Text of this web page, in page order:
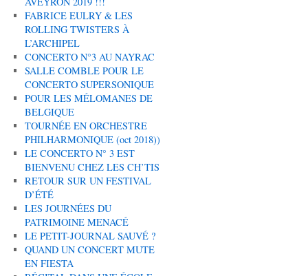
FABRICE EULRY & LES
ROLLING TWISTERS À
L’ARCHIPEL
CONCERTO N°3 AU NAYRAC
SALLE COMBLE POUR LE
CONCERTO SUPERSONIQUE
POUR LES MÉLOMANES DE
BELGIQUE
TOURNÉE EN ORCHESTRE
PHILHARMONIQUE (oct 2018))
LE CONCERTO N° 3 EST
BIENVENU CHEZ LES CH’TIS
RETOUR SUR UN FESTIVAL
D’ÉTÉ
LES JOURNÉES DU
PATRIMOINE MENACÉ
LE PETIT-JOURNAL SAUVÉ ?
QUAND UN CONCERT MUTE
EN FIESTA